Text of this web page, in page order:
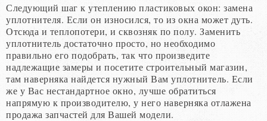
Следующий шаг к утеплению пластиковых окон: замена
уплотнителя. Если он износился, то из окна может дуть.
Отсюда и теплопотери, и сквозняк по полу. Заменить
уплотнитель достаточно просто, но необходимо
правильно его подобрать, так что произведите
надлежащие замеры и посетите строительный магазин,
там наверняка найдется нужный Вам уплотнитель. Если
же у Вас нестандартное окно, лучше обратиться
напрямую к производителю, у него наверняка отлажена
продажа запчастей для Вашей модели.